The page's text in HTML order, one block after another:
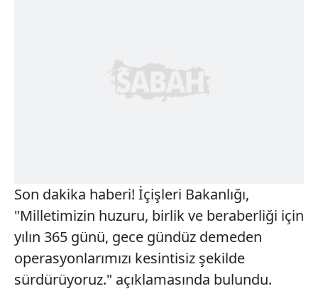
Son dakika haberi! İçişleri Bakanlığı,
"Milletimizin huzuru, birlik ve beraberliği için
yılın 365 günü, gece gündüz demeden
operasyonlarımızı kesintisiz şekilde
sürdürüyoruz." açıklamasında bulundu.